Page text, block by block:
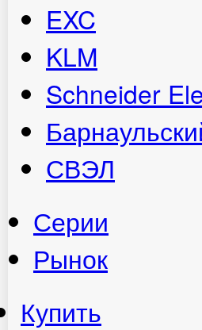
EXC
KLM
Schneider
СВЭЛ
Серии
Рынок
Купить